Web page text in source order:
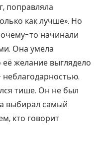
поправляла
как лучше». Но
то начинали
Она умела
её желание выглядело
тише. Он не был
выбирал самый
кто говорит